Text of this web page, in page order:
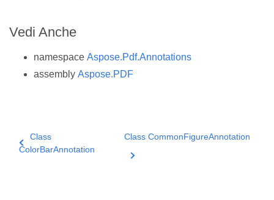
Vedi Anche
namespace Aspose.Pdf.Annotations
assembly Aspose.PDF
Class
ColorBarAnnotation
Class CommonFigureAnnotation